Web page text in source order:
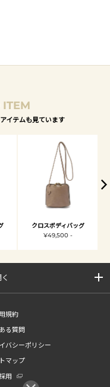
イテムも見ています
クロスボディバッグ
¥49,500 -
規約
る質問
バシーポリシー
マップ
用